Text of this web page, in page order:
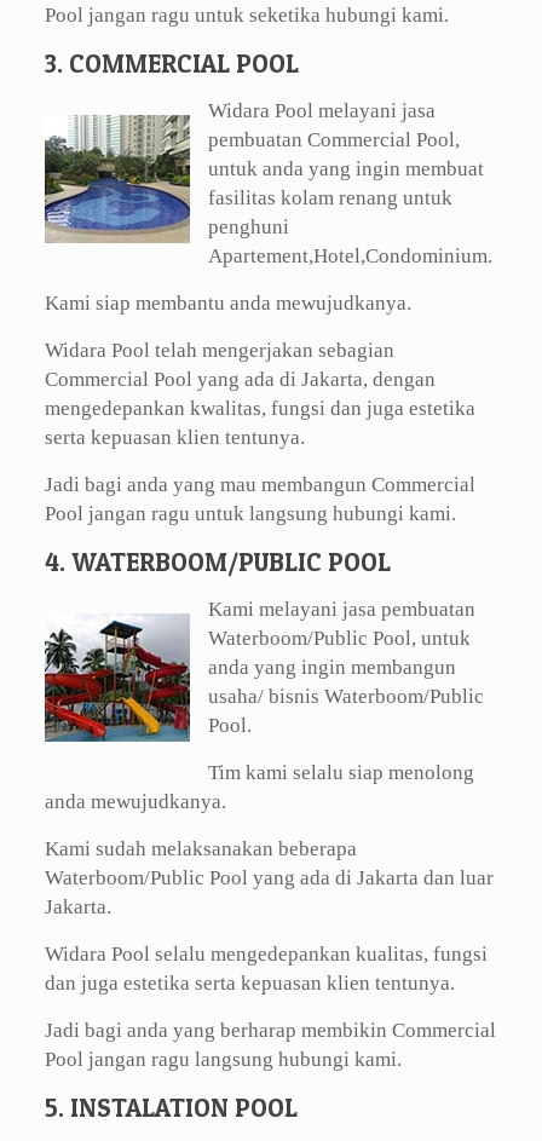
Pool jangan ragu untuk seketika hubungi kami.
3. COMMERCIAL POOL
Widara Pool melayani jasa
pembuatan Commercial Pool,
untuk anda yang ingin membuat
fasilitas kolam renang untuk
penghuni
Apartement,Hotel,Condominium.
Kami siap membantu anda mewujudkanya.
Widara Pool telah mengerjakan sebagian
Commercial Pool yang ada di Jakarta, dengan
mengedepankan kwalitas, fungsi dan juga estetika
serta kepuasan klien tentunya.
Jadi bagi anda yang mau membangun Commercial
Pool jangan ragu untuk langsung hubungi kami.
4. WATERBOOM/PUBLIC POOL
Kami melayani jasa pembuatan
Waterboom/Public Pool, untuk
anda yang ingin membangun
usaha/ bisnis Waterboom/Public
Pool.
Tim kami selalu siap menolong
anda mewujudkanya.
Kami sudah melaksanakan beberapa
Waterboom/Public Pool yang ada di Jakarta dan luar
Jakarta.
Widara Pool selalu mengedepankan kualitas, fungsi
dan juga estetika serta kepuasan klien tentunya.
Jadi bagi anda yang berharap membikin Commercial
Pool jangan ragu langsung hubungi kami.
5. INSTALATION POOL